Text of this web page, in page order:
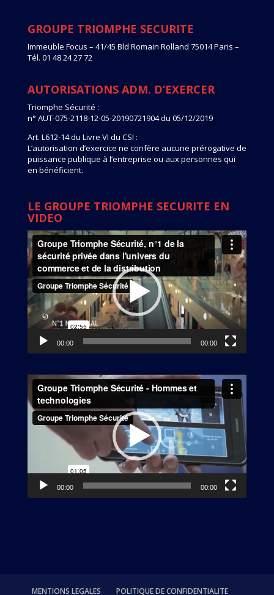
GROUPE TRIOMPHE SECURITE
Immeuble Focus – 41/45 Bld Romain Rolland 75014 Paris –
Tél. 01 48 24 27 72
AUTORISATIONS ADM. D’EXERCER
Triomphe Sécurité :
n° AUT-075-2118-12-05-20190721904 du 05/12/2019
Art. L612-14 du Livre VI du CSI :
L’autorisation d’exercice ne confère aucune prérogative de
puissance publique à l’entreprise ou aux personnes qui
en bénéficient.
LE GROUPE TRIOMPHE SECURITE EN
VIDEO
Lecteur
vidéo
00:00 00:00
Lecteur
vidéo
00:00 00:00
MENTIONS LEGALES POLITIQUE DE CONFIDENTIALITE